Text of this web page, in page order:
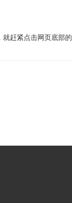
赶紧点击网页底部